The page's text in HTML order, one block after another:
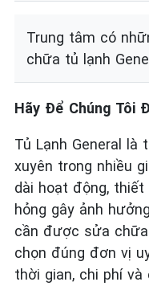
Trung tâm có
chữa tủ lạnh
Hãy Để Chúng Tôi
Tủ Lạnh General
xuyên trong nhiều
dài hoạt động,
hỏng gây ảnh
cần được sửa
chọn đúng đơn vị
thời gian, chi phí